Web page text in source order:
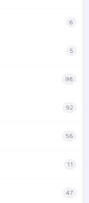
6
5
98
92
56
11
47